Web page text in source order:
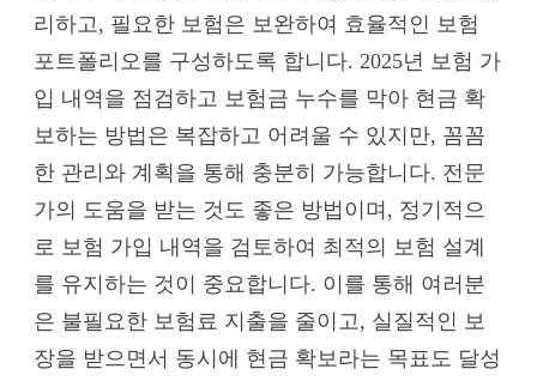
리하고, 필요한 보험은 보완하여 효율적인 보험
포트폴리오를 구성하도록 합니다. 2025년 보험 가
입 내역을 점검하고 보험금 누수를 막아 현금 확
보하는 방법은 복잡하고 어려울 수 있지만, 꼼꼼
한 관리와 계획을 통해 충분히 가능합니다. 전문
가의 도움을 받는 것도 좋은 방법이며, 정기적으
로 보험 가입 내역을 검토하여 최적의 보험 설계
를 유지하는 것이 중요합니다. 이를 통해 여러분
은 불필요한 보험료 지출을 줄이고, 실질적인 보
장을 받으면서 동시에 현금 확보라는 목표도 달성